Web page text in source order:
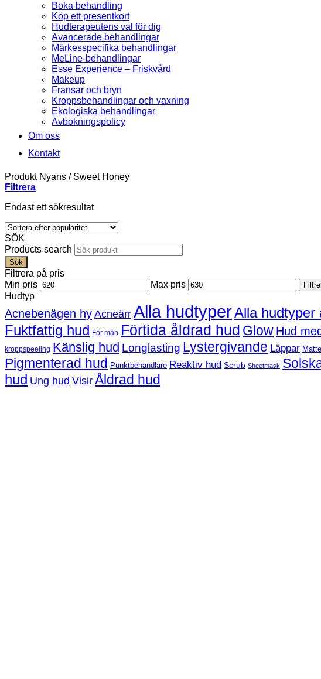
Boka behandling
Köp ett presentkort
Hudterapeutens val för dig
Avancerade behandlingar
Märkesspecifika behandlingar
MeLine-behandlingar
Esse Experience – Friskvård
Makeup
Fransar och bryn
Kroppsbehandlingar och vaxning
Ekologiska behandlingar
Avbokningspolicy
Om oss
Kontakt
Produkt Nyans /Sweet Honey
Filtrera
Endast ett sökresultat
SÖK
Products search
Sök
Filtrera på pris
Min pris
Max pris
Hudtyp
Acnebenägen hy Acneärr Alla hudtyperAlla hudtyper
Fuktfattig hud För män Förtida åldrad hud Glow Hud
kroppspeeling Känslig hud Longlasting Lystergivande Läppar
Pigmenterad hud Punktbehandlare Reaktiv hud Scrub Sheetmask
hud Ung hud VisirÅldrad hud